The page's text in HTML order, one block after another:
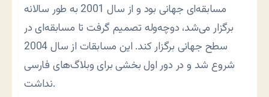
مسابقه‌ای جهانی بود و از سال 2001 به طور سالانه
برگزار می‌شد، دوچه‌وله تصمیم گرفت تا مسابقه‌ای در
سطح جهانی برگزار کند. این مسابقات از سال 2004
شروع شد و در دور اول بخشی برای وبلاگ‌های فارسی
نداشت.